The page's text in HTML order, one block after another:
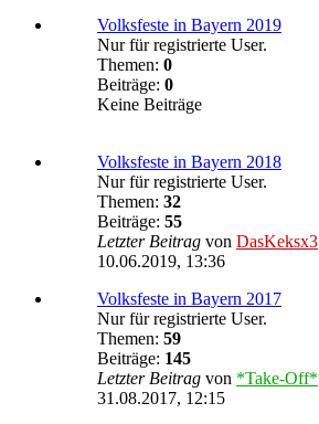
Volksfeste in Bayern 2019
Nur für registrierte User.
Themen: 0
Beiträge: 0
Keine Beiträge
Volksfeste in Bayern 2018
Nur für registrierte User.
Themen: 32
Beiträge: 55
Letzter Beitrag von DasKeksx3
10.06.2019, 13:36
Volksfeste in Bayern 2017
Nur für registrierte User.
Themen: 59
Beiträge: 145
Letzter Beitrag von *Take-Off*
31.08.2017, 12:15